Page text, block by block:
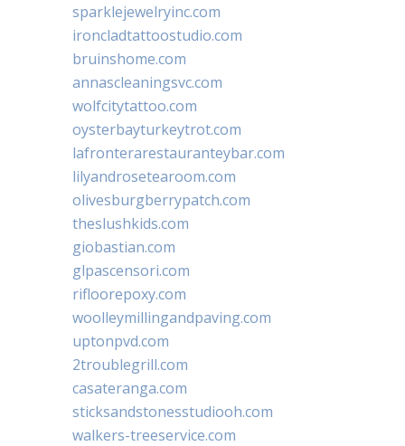
sparklejewelryinc.com
ironcladtattoostudio.com
bruinshome.com
annascleaningsvc.com
wolfcitytattoo.com
oysterbayturkeytrot.com
lafronterarestauranteybar.com
lilyandrosetearoom.com
olivesburgberrypatch.com
theslushkids.com
giobastian.com
glpascensori.com
rifloorepoxy.com
woolleymillingandpaving.com
uptonpvd.com
2troublegrill.com
casateranga.com
sticksandstonesstudiooh.com
walkers-treeservice.com